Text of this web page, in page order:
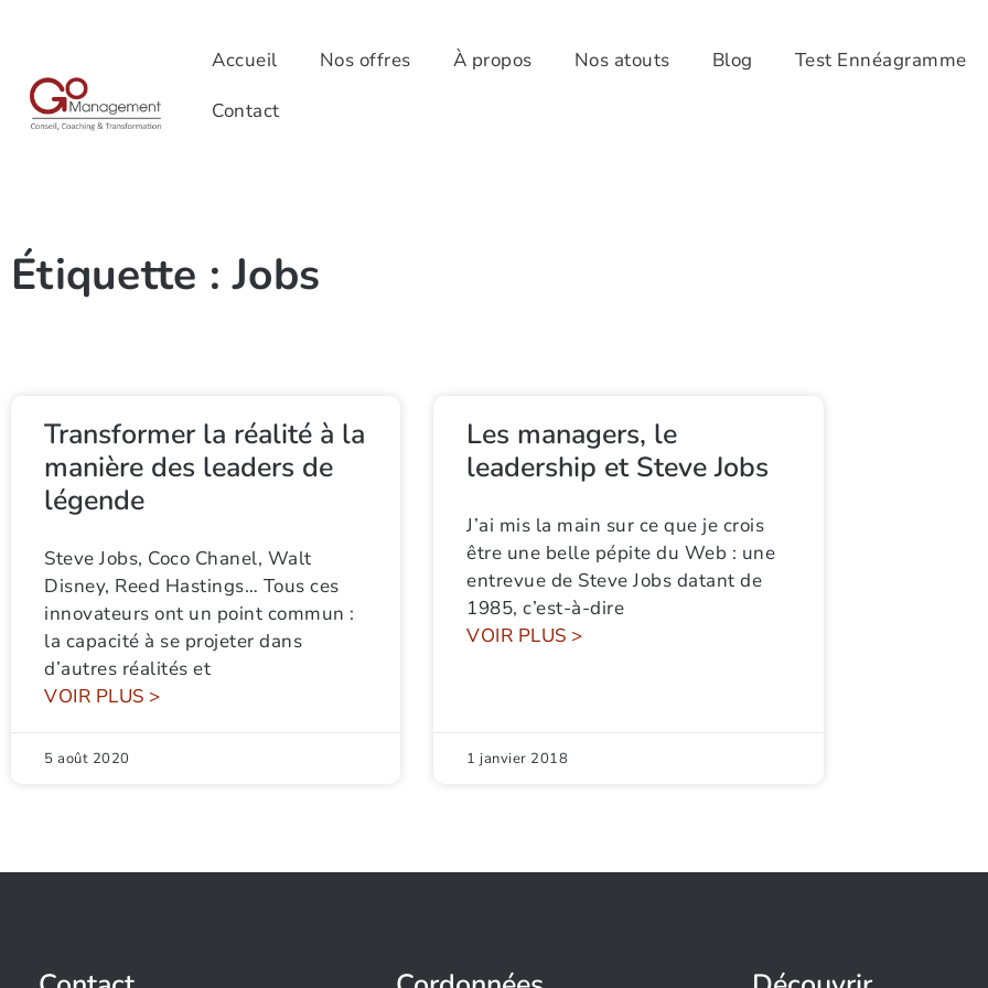
Accueil Nos offres À propos Nos atouts Blog
Test Ennéagramme
Contact
Étiquette : Jobs
Transformer la réalité à la
manière des leaders de
légende
Steve Jobs, Coco Chanel, Walt
Disney, Reed Hastings… Tous ces
innovateurs ont un point commun :
la capacité à se projeter dans
d’autres réalités et
VOIR PLUS >
5 août 2020
Les managers, le
leadership et Steve Jobs
J’ai mis la main sur ce que je crois
être une belle pépite du Web : une
entrevue de Steve Jobs datant de
1985, c’est-à-dire
VOIR PLUS >
1 janvier 2018